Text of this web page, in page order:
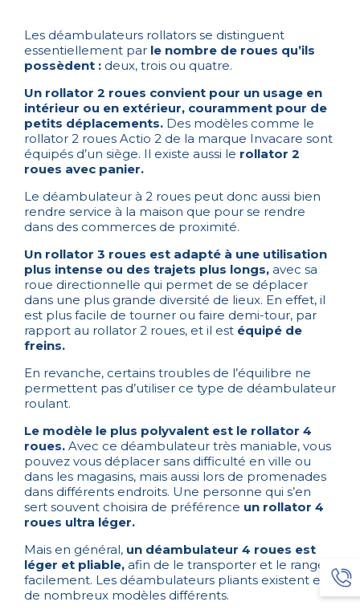
Les déambulateurs rollators se distinguent
essentiellement par le nombre de roues qu’ils
possèdent : deux, trois ou quatre.
Un rollator 2 roues convient pour un usage en
intérieur ou en extérieur, couramment pour de
petits déplacements. Des modèles comme le
rollator 2 roues Actio 2 de la marque Invacare sont
équipés d’un siège. Il existe aussi le rollator 2
roues avec panier.
Le déambulateur à 2 roues peut donc aussi bien
rendre service à la maison que pour se rendre
dans des commerces de proximité.
Un rollator 3 roues est adapté à une utilisation
plus intense ou des trajets plus longs, avec sa
roue directionnelle qui permet de se déplacer
dans une plus grande diversité de lieux. En effet, il
est plus facile de tourner ou faire demi-tour, par
rapport au rollator 2 roues, et il est équipé de
freins.
En revanche, certains troubles de l’équilibre ne
permettent pas d’utiliser ce type de déambulateur
roulant.
Le modèle le plus polyvalent est le rollator 4
roues. Avec ce déambulateur très maniable, vous
pouvez vous déplacer sans difficulté en ville ou
dans les magasins, mais aussi lors de promenades
dans différents endroits. Une personne qui s’en
sert souvent choisira de préférence un rollator 4
roues ultra léger.
Mais en général, un déambulateur 4 roues est
léger et pliable, afin de le transporter et le ranger
facilement. Les déambulateurs pliants existent en
de nombreux modèles différents.